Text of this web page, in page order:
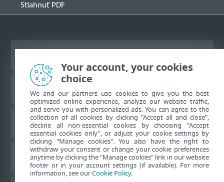
Stiahnuť PDF
Databáza znalostí ESET
ESET Fórum
Technická podpora
Your account, your cookies
choice
We and our partners use cookies to give you the best
optimized online experience, analyze our website traffic,
and serve you with personalized ads. You can agree to the
collection of all cookies by clicking "Accept all and close",
decline all non-essential cookies by choosing "Accept
essential cookies only", or adjust your cookie settings by
clicking "Manage cookies". You also have the right to
withdraw your consent or change your cookie preferences
anytime by clicking the "Manage cookies" link in our website
footer or in your account settings (if available). For more
information, see ourCookie Policy.